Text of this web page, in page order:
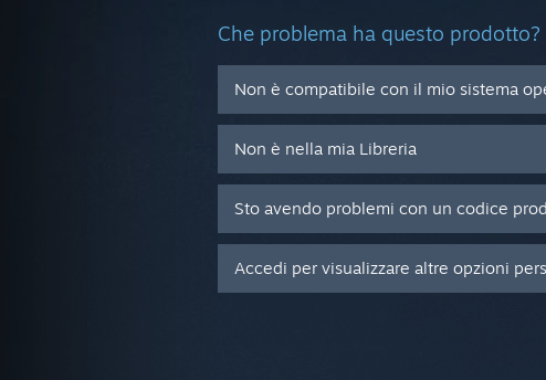
Che problema ha questo prodotto?
Non è compatibile con il mio sistema
Non è nella mia Libreria
Sto avendo problemi con un codice
Accedi per visualizzare altre opzioni